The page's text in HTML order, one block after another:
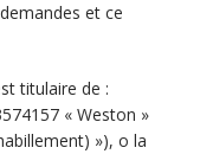
et ce
titulaire de :
« Weston »
»), o la